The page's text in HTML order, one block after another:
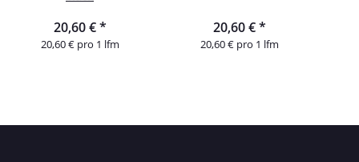
20,60 €*
20,60 € pro 1 lfm
20,60 €*
20,60 € pro 1 lfm